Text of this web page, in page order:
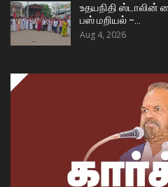
உதயநிதி ஸ்டாலின்
பஸ் மறியல் –…
Aug 4, 2026